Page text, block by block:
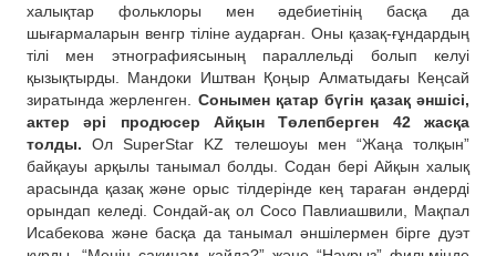
халықтар фольклоры мен әдебиетінің басқа да
шығармаларын венгр тіліне аударған. Оны қазақ-ғұндардың
тілі мен этнографиясының параллельді болып келуі
қызықтырды. Мандоки Иштван Қоңыр Алматыдағы Кеңсай
зиратында жерленген. Сонымен қатар бүгін қазақ әншісі,
актер әрі продюсер Айқын Төлепберген 42 жасқа
толды. Ол SuperStar KZ телешоуы мен “Жаңа толқын”
байқауы арқылы танымал болды. Содан бері Айқын халық
арасында қазақ және орыс тілдерінде кең тараған әндерді
орындап келеді. Сондай-ақ ол Сосо Павлиашвили, Мақпал
Исабекова және басқа да танымал әншілермен бірге дуэт